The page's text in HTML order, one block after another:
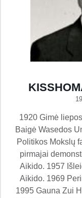
1920 Gimė
Baigė Wasedos
Politikos Mokslų
pirmajai
Aikido. 1957
Aikido. 1969
1995 Gauna Zui